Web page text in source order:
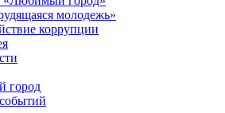
молодежь»
коррупции
город